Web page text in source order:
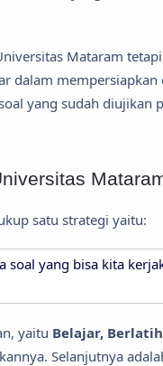
Mataram
dalam mempersiapkan
yang sudah diujikan
satu strategi yaitu:
soal yang bisa kita
yaitu Belajar,
Selanjutnya